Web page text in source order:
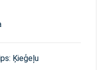
Ķieģeļu